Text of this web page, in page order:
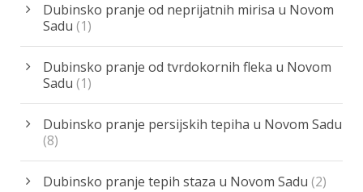
Dubinsko pranje od neprijatnih mirisa u Novom
Sadu (1)
Dubinsko pranje od tvrdokornih fleka u Novom
Sadu (1)
Dubinsko pranje persijskih tepiha u Novom Sadu
(8)
Dubinsko pranje tepih staza u Novom Sadu (2)